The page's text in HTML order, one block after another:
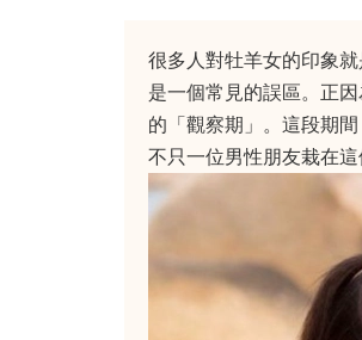
很多人對牡羊女的印象
是一個常見的誤區。正
的「觀察期」。這段期
不只一位男性朋友栽在